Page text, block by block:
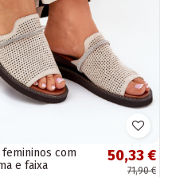
com
e faixa
50,33 €
71,90 €